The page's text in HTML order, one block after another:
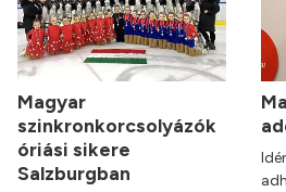
Magyar
szinkronkorcsolyázók
óriási sikere
Salzburgban